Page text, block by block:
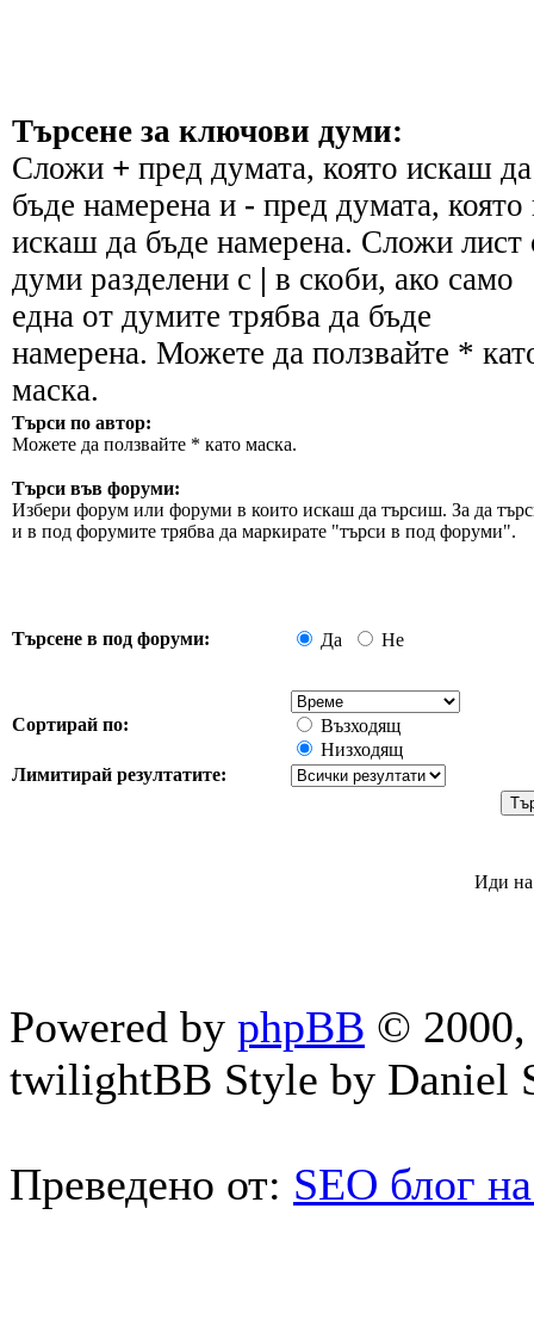
Търсене за ключови думи:
Сложи + пред думата, която искаш да
бъде намерена и - пред думата, която
искаш да бъде намерена. Сложи лист
думи разделени с | в скоби, ако само
една от думите трябва да бъде
намерена. Можете да ползвайте *
маска.
Търси по автор:
Можете да ползвайте * като маска.
Търси във форуми:
Избери форум или форуми в които искаш да търсиш. За да
и в под форумите трябва да маркирате "търси в под форуми".
Търсене в под форуми: Да Не
Сортирай по:
Възходящ
Низходящ
Лимитирай резултатите:
Иди
Powered by phpBB © 2000,
twilightBB Style by Daniel
Преведено от: SEO блог